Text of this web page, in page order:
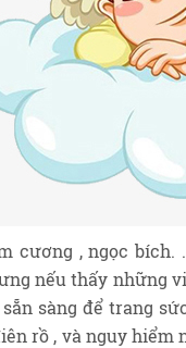
cương , ngọc
nếu thấy những
sàng để trang
rồ , và nguy